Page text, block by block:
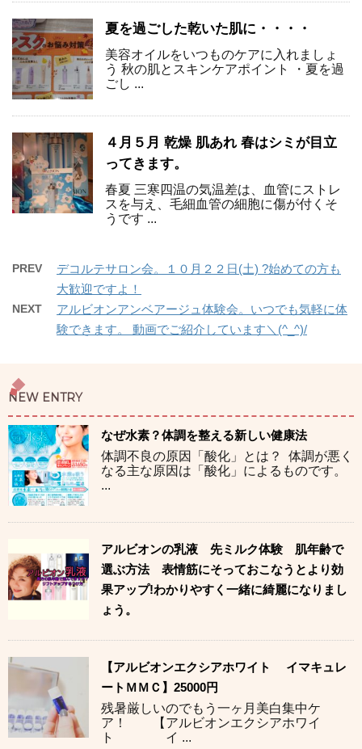
夏を過ごした乾いた肌に・・・・
美容オイルをいつものケアに入れましょ
う 秋の肌とスキンケアポイント ・夏を過
ごし ...
４月５月 乾燥 肌あれ 春はシミが目立
ってきます。
春夏 三寒四温の気温差は、血管にストレ
スを与え、毛細血管の細胞に傷が付くそ
うです ...
PREV
デコルテサロン会。１０月２２日(土) ?始めての方も
大歓迎ですよ！
NEXT
アルビオンアンベアージュ体験会。いつでも気軽に体
験できます。 動画でご紹介しています＼(^_^)/
NEW ENTRY
なぜ水素？体調を整える新しい健康法
体調不良の原因「酸化」とは？ 体調が悪く
なる主な原因は「酸化」によるものです。
...
アルビオンの乳液 先ミルク体験 肌年齢で
選ぶ方法 表情筋にそっておこなうとより効
果アップ!わかりやすく一緒に綺麗になりまし
ょう。
【アルビオンエクシアホワイト イマキュレ
ートＭＭＣ】25000円
残暑厳しいのでもう一ヶ月美白集中ケ
ア！ 【アルビオンエクシアホワイ
ト イ ...